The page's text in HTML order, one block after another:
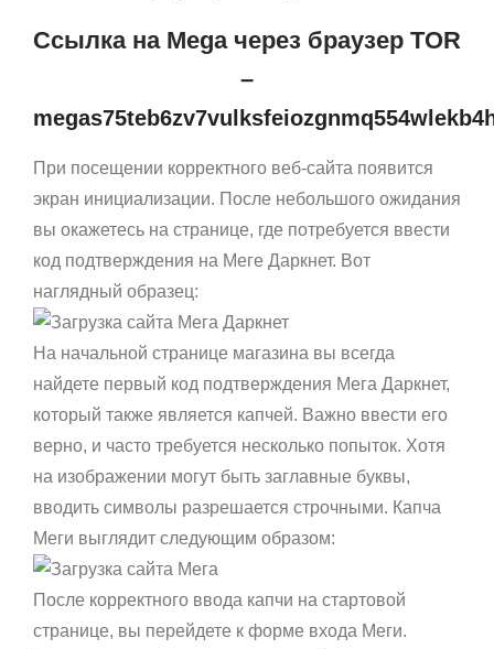
Ссылка на Mega через браузер TOR
–
При посещении корректного веб-сайта появится
экран инициализации. После небольшого ожидания
вы окажетесь на странице, где потребуется ввести
код подтверждения на Меге Даркнет. Вот
наглядный образец:
На начальной странице магазина вы всегда
найдете первый код подтверждения Мега Даркнет,
который также является капчей. Важно ввести его
верно, и часто требуется несколько попыток. Хотя
на изображении могут быть заглавные буквы,
вводить символы разрешается строчными. Капча
Меги выглядит следующим образом:
После корректного ввода капчи на стартовой
странице, вы перейдете к форме входа Меги.